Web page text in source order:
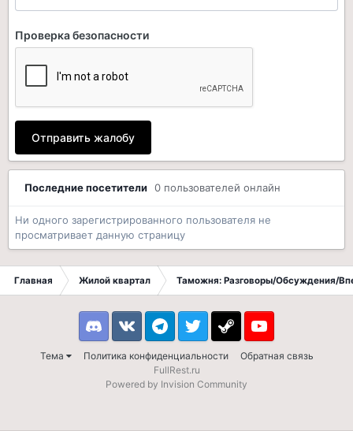
Проверка безопасности
Отправить жалобу
Последние посетители 0 пользователей онлайн
Ни одного зарегистрированного пользователя не
просматривает данную страницу
Главная Жилой квартал Таможня: Разговоры/Обсуждения/
Тема Политика конфиденциальности Обратная связь
DiscordVK TelegramTwitter Steam Youtube
FullRest.ru
Powered by Invision Community